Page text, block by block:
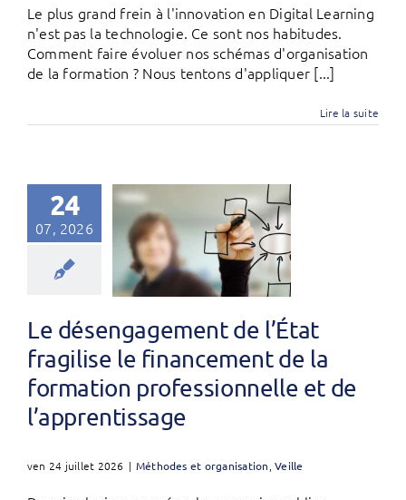
Le plus grand frein à l'innovation en Digital Learning
n'est pas la technologie. Ce sont nos habitudes.
Comment faire évoluer nos schémas d'organisation
de la formation ? Nous tentons d'appliquer [...]
Lire la suite
24
07, 2026
Le désengagement de l’État
fragilise le financement de la
formation professionnelle et de
l’apprentissage
ven 24 juillet 2026 | Méthodes et organisation,Veille